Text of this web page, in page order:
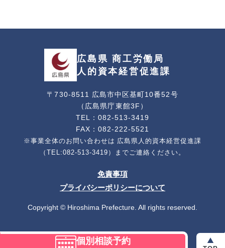
広島県 商工労働局
人的資本経営促進課
〒730-8511 広島市中区基町10番52号
（広島県庁東館3F）
TEL：082-513-3419
FAX：082-222-5521
※事業全体のお問い合わせは 広島県人的資本経営促進課
（TEL:082-513-3419）までご連絡ください。
免責事項
プライバシーポリシーについて
個別相談予約
Copyright © Hiroshima Prefecture. All rights reserved.